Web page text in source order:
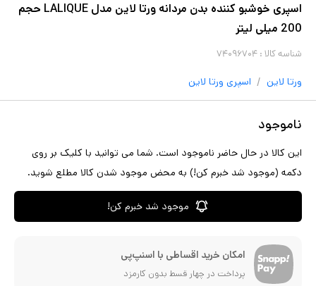
اسپری خوشبو کننده بدن مردانه ورتا لاین مدل LALIQUE حجم
200 میلی لیتر
شناسه کالا : ۷۴۰۹۶۷۰۴
ورتا لاین / اسپری ورتا لاین
ناموجود
این کالا در حال حاضر ناموجود است. شما می توانید با کلیک بر روی
دکمه (موجود شد خبرم کن!) به محض موجود شدن کالا مطلع شوید.
موجود شد خبرم کن!
امکان خرید اقساطی با اسنپ‌پی
پرداخت در چهار قسط بدون کارمزد